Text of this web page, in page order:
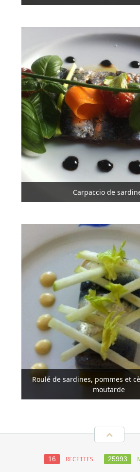
Carpaccio de
Roulé de sardines, pommes et
moutarde
16 RECETTES 25993